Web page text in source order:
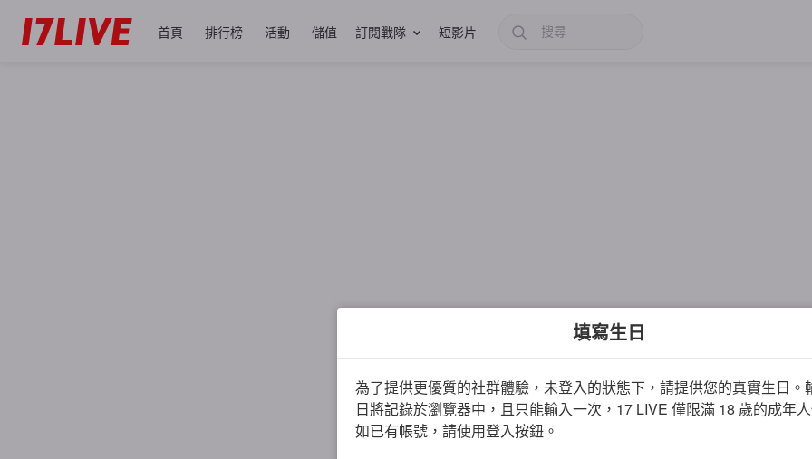
首頁 排行榜 活動 儲值 訂閱戰隊 短影片
填寫生日
為了提供更優質的社群體驗，未登入的狀態下，請提供您的真實生日。
日將記錄於瀏覽器中，且只能輸入一次，17 LIVE 僅限滿 18 歲的成年人
如已有帳號，請使用登入按鈕。